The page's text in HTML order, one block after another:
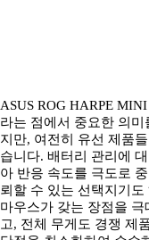
ASUS ROG HARPE
라는 점에서 중요한 의미
지만, 여전히 유선 제품
습니다. 배터리 관리에
아 반응 속도를 극도로
뢰할 수 있는 선택지기
마우스가 갖는 장점을
고, 전체 무게도 경쟁 제